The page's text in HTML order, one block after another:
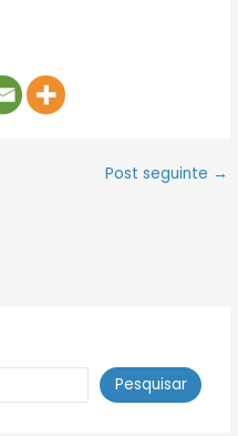
Post seguinte →
Pesquisar